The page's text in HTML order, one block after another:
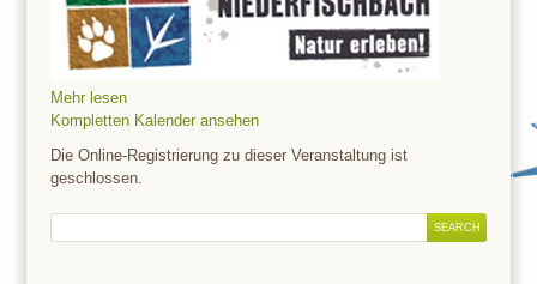
Mehr lesen
Kompletten Kalender ansehen
Die Online-Registrierung zu dieser Veranstaltung ist
geschlossen.